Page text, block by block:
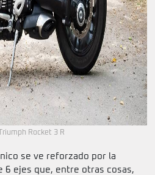
Rocket 3 R
se ve reforzado por la
6 ejes que, entre otras cosas,